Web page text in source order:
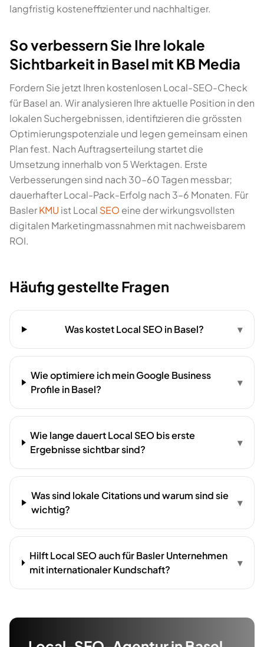
langfristig kosteneffizienter und nachhaltiger.
So verbessern Sie Ihre lokale
Sichtbarkeit in Basel mit KB Media
Fordern Sie jetzt Ihren kostenlosen Local-SEO-Check
für Basel an. Wir analysieren Ihre aktuelle Position in den
lokalen Suchergebnissen, identifizieren die grössten
Optimierungspotenziale und legen gemeinsam einen
Plan fest. Nach Auftragserteilung startet die
Umsetzung innerhalb von 5 Werktagen. Erste
Verbesserungen sind nach 30–60 Tagen messbar;
dauerhafter Local-Pack-Erfolg nach 3–6 Monaten. Für
BaslerKMU ist Local SEO eine der wirkungsvollsten
digitalen Marketingmassnahmen mit nachweisbarem
ROI.
Häufig gestellte Fragen
Was kostet Local SEO in Basel? ▾
Wie optimiere ich mein Google Business
Profile in Basel?
▾
Wie lange dauert Local SEO bis erste
Ergebnisse sichtbar sind?
▾
Was sind lokale Citations und warum sind sie
wichtig?
▾
Hilft Local SEO auch für Basler Unternehmen
mit internationaler Kundschaft?
▾